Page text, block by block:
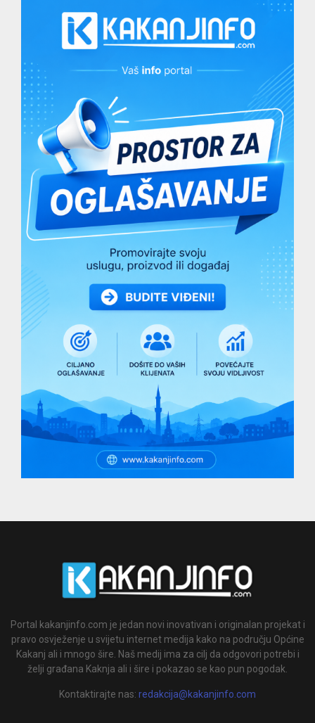
Portal kakanjinfo.com je jedan novi inovativan i originalan projekat i
pravo osvježenje u svijetu internet medija kako na području Općine
Kakanj ali i mnogo šire. Naš medij ima za cilj da odgovori potrebi i
želji građana Kaknja ali i šire i pokazao se kao pun pogodak.
Kontaktirajte nas: redakcija@kakanjinfo.com